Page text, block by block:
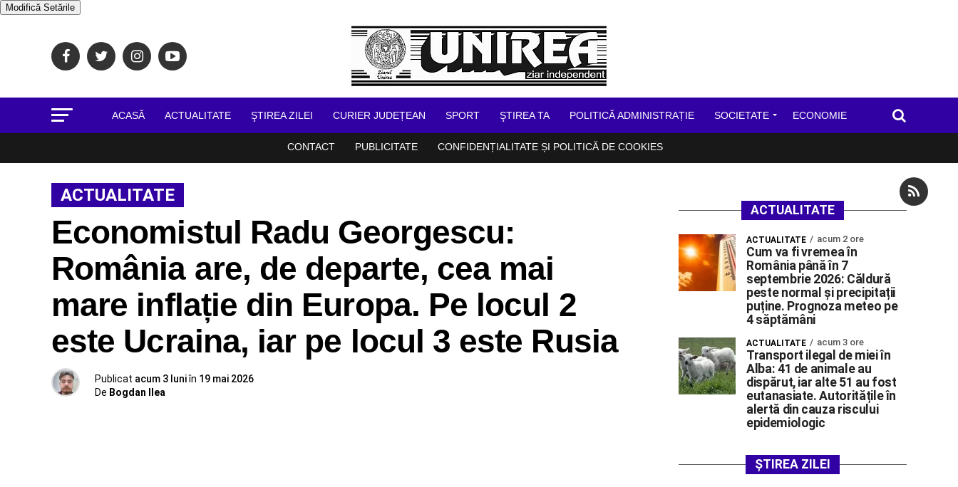
Modifică Setările
ACASĂ ACTUALITATE ŞTIREA ZILEI CURIER JUDEȚEAN SPORT ŞTIREA TA POLITICĂ ADMINISTRAȚIE SOCIETATE ECONOMIE
CONTACT PUBLICITATE CONFIDENȚIALITATE ȘI POLITICĂ DE COOKIES
ACTUALITATE
Economistul Radu Georgescu:
România are, de departe, cea mai
mare inflație din Europa. Pe locul 2
este Ucraina, iar pe locul 3 este Rusia
Publicat acum 3 luniîn 19 mai 2026
De Bogdan Ilea
ACTUALITATE
ACTUALITATE acum 2 ore
Cum va fi vremea în
România până în 7
septembrie 2026: Căldură
peste normal și precipitații
puține. Prognoza meteo pe
4 săptămâni
ACTUALITATE acum 3 ore
Transport ilegal de miei în
Alba: 41 de animale au
dispărut, iar alte 51 au fost
eutanasiate. Autoritățile în
alertă din cauza riscului
epidemiologic
ȘTIREA ZILEI